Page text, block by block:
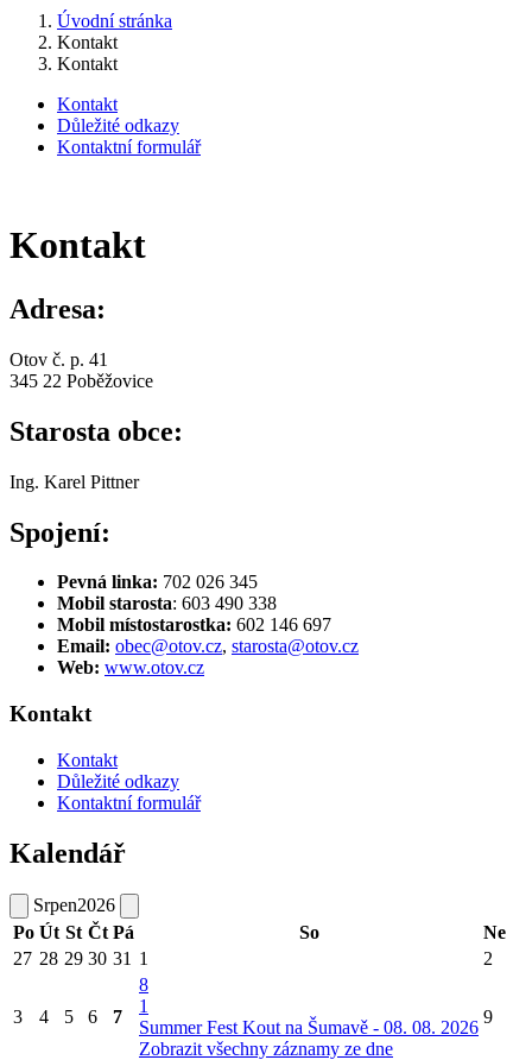
Úvodní stránka
Kontakt
Kontakt
Kontakt
Důležité odkazy
Kontaktní formulář
Kontakt
Adresa:
Otov č. p. 41
345 22 Poběžovice
Starosta obce:
Ing. Karel Pittner
Spojení:
Pevná linka: 702 026 345
Mobil starosta: 603 490 338
Mobil místostarostka: 602 146 697
Email: obec@otov.cz, starosta@otov.cz
Web: www.otov.cz
Kontakt
Kontakt
Důležité odkazy
Kontaktní formulář
Kalendář
Srpen2026
Po Út St Čt Pá So
Ne
27 28 29 30 31 1 2
3 4 5 6 7
8
1
Summer Fest Kout na Šumavě - 08. 08. 2026
Zobrazit všechny záznamy ze dne
9